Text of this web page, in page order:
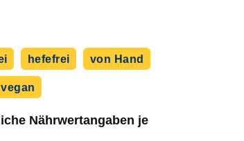
hefefrei von Hand
vegan
Nährwert­angaben je